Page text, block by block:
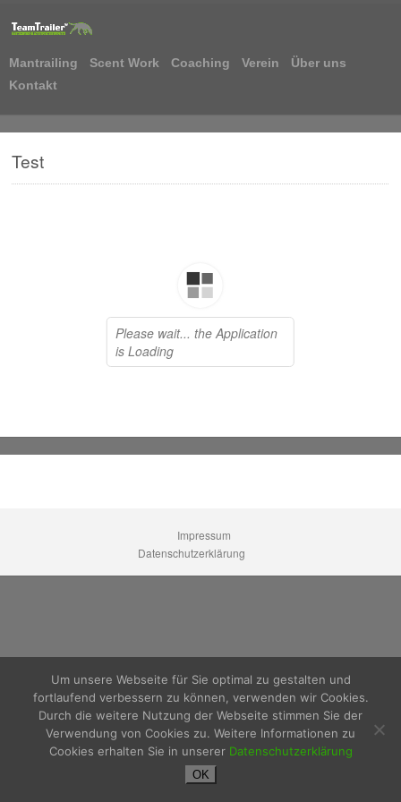
Mantrailing Scent Work Coaching Verein
Über uns
Kontakt
Test
Impressum
Datenschutzerklärung
Um unsere Webseite für Sie optimal zu gestalten und
fortlaufend verbessern zu können, verwenden wir Cookies.
Durch die weitere Nutzung der Webseite stimmen Sie der
Verwendung von Cookies zu. Weitere Informationen zu
Cookies erhalten Sie in unserer Datenschutzerklärung
OK